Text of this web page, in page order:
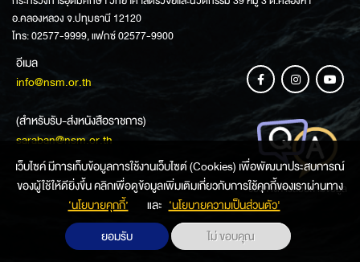
อ.คลองหลวง จ.ปทุมธานี 12120
โทร: 02577-9999, แฟกซ์ 02577-9900
อีเมล
info@nsm.or.th
(สำหรับรับ-ส่งหนังสือราชการ)
saraban@nsm.or.th
ช่องทางการสอบถามข้อมูล
เว็บไซค์ มีการเก็บข้อมูลการใช้งานเว็บไซต์ (Cookies) เพื่อพัฒนาประสบการณ์
ของผู้ใช้ให้ดียิ่งขึ้น คลิกเพื่อดูข้อมูลเพิ่มเติมเกี่ยวกับการใช้คุกกี้ของเราผ่านทาง
‘นโยบายคุกกี้’
และ ‘นโยบายความเป็นส่วนตัว'
ยอมรับ
ไม่ ขอบคุณ